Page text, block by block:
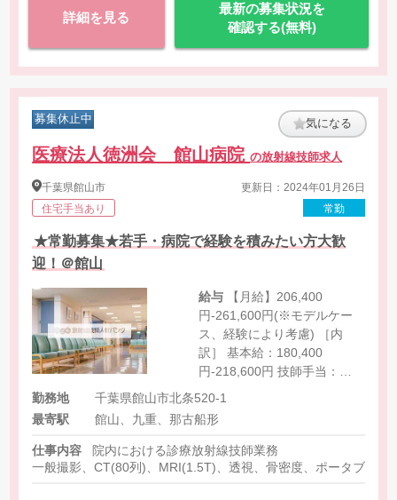
詳細を見る
最新の募集状況を
確認する(無料)
募集休止中 気になる
医療法人徳洲会 館山病院の放射線技師求人
千葉県館山市
住宅手当あり
更新日：2024年01月26日
常勤
★常勤募集★若手・病院で経験を積みたい方大歓
迎！＠館山
給与
円-261,600円(※モデルケー
ス、経験により考慮) ［内
訳］ 基本給：180,400
円-218,600円 技師手当：
機手当：10,000円（2,000円/
回 月5回想定）
勤務地
千葉県館山市北条520-1
最寄駅
館山、九重、那古船形
仕事内容
院内における診療放射線技師業務
一般撮影、CT(80列)、MRI(1.5T)、透視、骨密度、ポータブル撮